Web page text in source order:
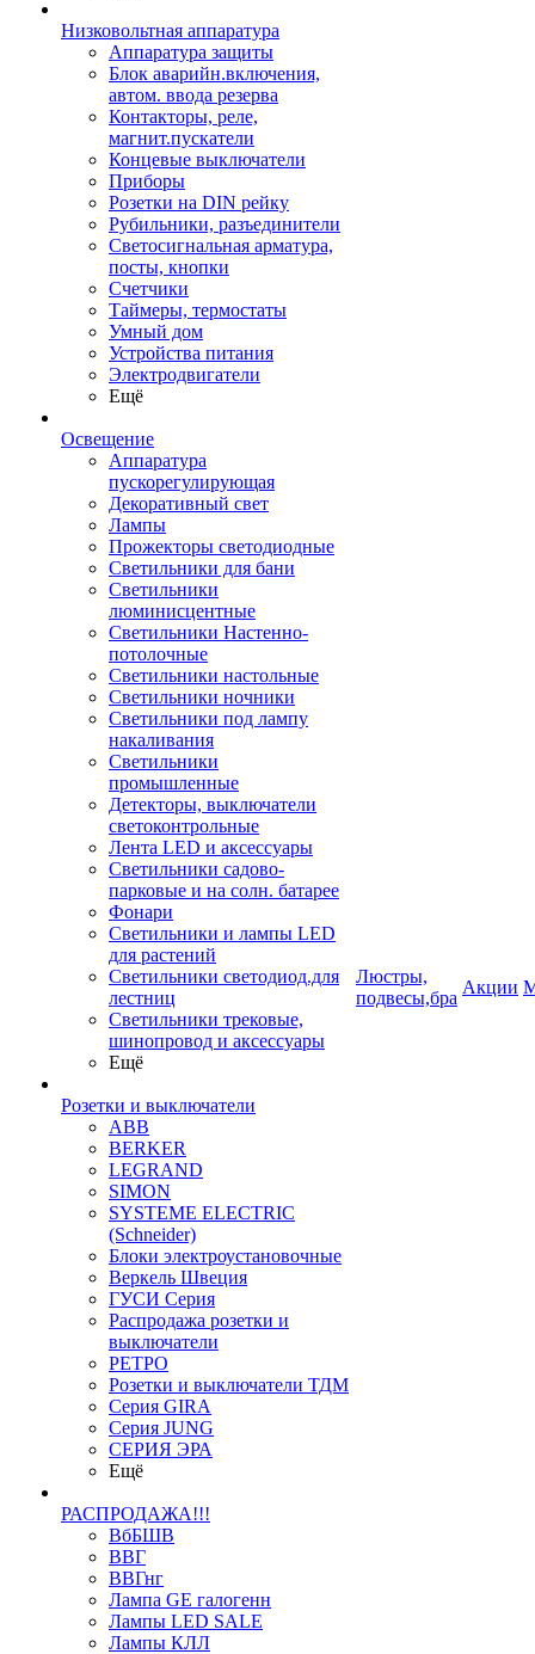
Низковольтная аппаратура
Аппаратура защиты
Блок аварийн.включения,
автом. ввода резерва
Контакторы, реле,
магнит.пускатели
Концевые выключатели
Приборы
Розетки на DIN рейку
Рубильники, разъединители
Светосигнальная арматура,
посты, кнопки
Счетчики
Таймеры, термостаты
Умный дом
Устройства питания
Электродвигатели
Ещё
Освещение
Аппаратура
пускорегулирующая
Декоративный свет
Лампы
Прожекторы светодиодные
Светильники для бани
Светильники
люминисцентные
Светильники Настенно-
потолочные
Светильники настольные
Светильники ночники
Светильники под лампу
накаливания
Светильники
промышленные
Детекторы, выключатели
светоконтрольные
Лента LED и аксессуары
Светильники садово-
парковые и на солн. батарее
Фонари
Светильники и лампы LED
для растений
Светильники светодиод.для
лестниц
Светильники трековые,
шинопровод и аксессуары
Ещё
Розетки и выключатели
ABB
BERKER
LEGRAND
SIMON
SYSTEME ELECTRIC
(Schneider)
Блоки электроустановочные
Веркель Швеция
ГУСИ Серия
Распродажа розетки и
выключатели
РЕТРО
Розетки и выключатели ТДМ
Серия GIRA
Серия JUNG
СЕРИЯ ЭРА
Ещё
РАСПРОДАЖА!!!
ВбБШВ
ВВГ
ВВГнг
Лампа GE галогенн
Лампы LED SALE
Лампы КЛЛ
Люстры,
подвесы,бра
Акции